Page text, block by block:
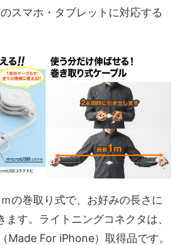
スマホ・タブレットに対応する
の巻取り式で、お好みの長さに
ます。ライトニングコネクタは、
Made For iPhone）取得品です。